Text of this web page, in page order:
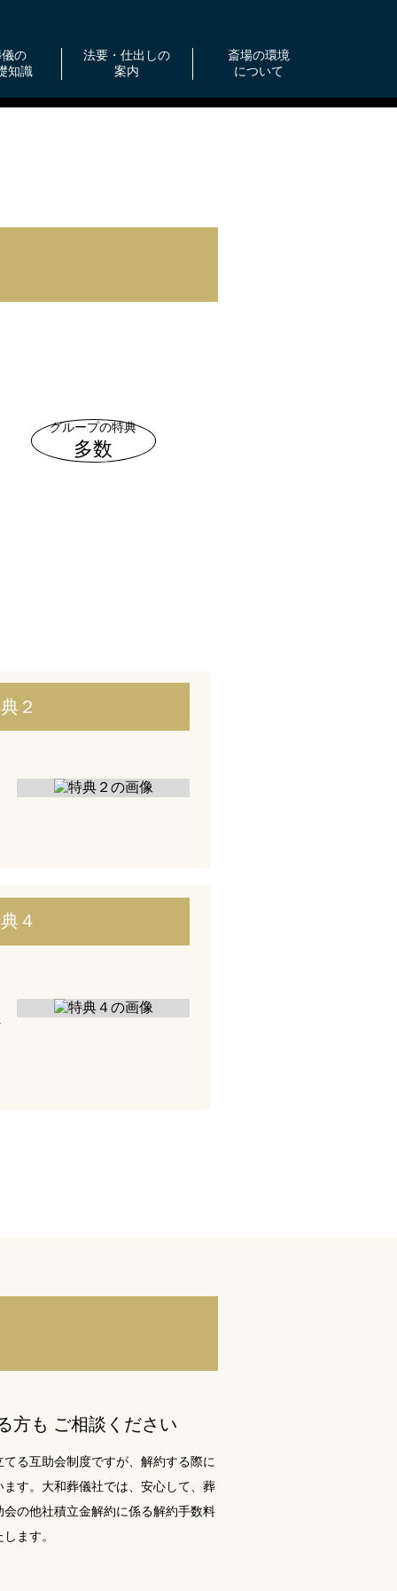
の
知識
法要・仕出しの
案内
斎場の環境
について
グループの特典
多数
２
４
方も ご相談ください
る互助会制度ですが、解約する際に
す。大和葬儀社では、安心して、葬
の他社積立金解約に係る解約手数料
ます。